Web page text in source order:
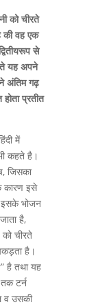
को चीरते
की वह एक
से
यह अपने
अंतिम गढ़
प्रतीत
में
कहते है।
जिसका
कारण इसे
इसके भोजन
है,
चीरते
है।
” है तथा यह
टर्न
व उसकी